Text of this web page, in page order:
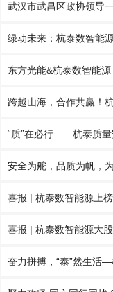
武汉市武昌区政协领导
绿动未来：杭泰数智能
东方光能&杭泰数智能
跨越山海，合作共赢！
“质”在必行——杭泰质
安全为舵，品质为帆，
喜报 | 杭泰数智能源上
喜报 | 杭泰数智能源大
奋力拼搏，“泰”然生活